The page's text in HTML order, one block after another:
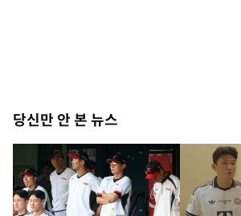
당신만 안 본 뉴스